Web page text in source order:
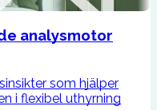
analysmotor
som hjälper
i flexibel uthyrning